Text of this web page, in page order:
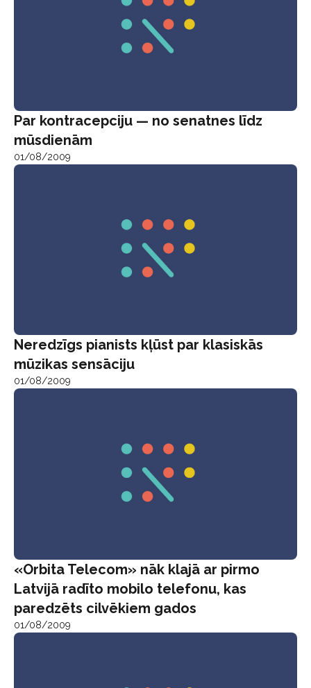
Par kontracepciju — no senatnes līdz
mūsdienām
01/08/2009
Neredzīgs pianists kļūst par klasiskās
mūzikas sensāciju
01/08/2009
«Orbita Telecom» nāk klajā ar pirmo
Latvijā radīto mobilo telefonu, kas
paredzēts cilvēkiem gados
01/08/2009